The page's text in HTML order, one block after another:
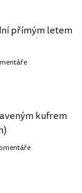
přímým letem
kufrem